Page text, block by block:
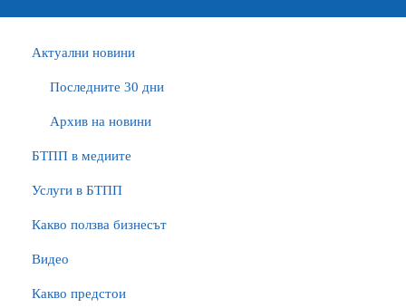
Актуални новини
Последните 30 дни
Архив на новини
БTПП в медиите
Услуги в БТПП
Какво ползва бизнесът
Видео
Какво предстои